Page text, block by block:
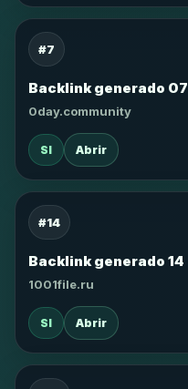
#7
Backlink generado 07
0day.community
SI Abrir
#14
Backlink generado 14
1001file.ru
SI Abrir